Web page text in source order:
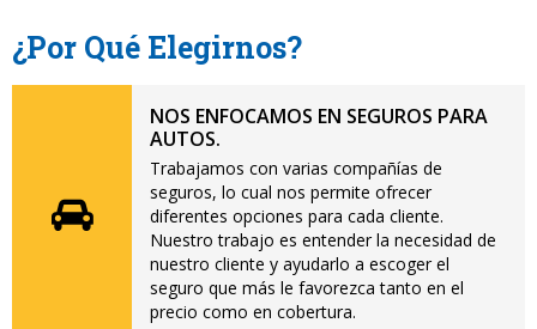
¿Por Qué Elegirnos?
NOS ENFOCAMOS EN SEGUROS PARA
AUTOS.
Trabajamos con varias compañías de
seguros, lo cual nos permite ofrecer
diferentes opciones para cada cliente.
Nuestro trabajo es entender la necesidad de
nuestro cliente y ayudarlo a escoger el
seguro que más le favorezca tanto en el
precio como en cobertura.